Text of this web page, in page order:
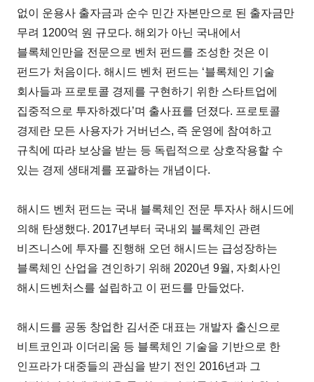
없이 운용사 출자금과 순수 민간 자본만으로 된 출자금만
무려 1200억 원 규모다. 해외가 아닌 국내에서
블록체인만을 전문으로 벤처 펀드를 조성한 것은 이
펀드가 처음이다. 해시드 벤처 펀드는 ‘블록체인 기술
회사들과 프로토콜 경제를 구현하기 위한 스타트업에
집중적으로 투자하겠다’며 출사표를 던졌다. 프로토콜
경제란 모든 사용자가 거버넌스, 즉 운영에 참여하고
규칙에 따라 보상을 받는 등 독립적으로 상호작용할 수
있는 경제 생태계를 포괄하는 개념이다.
해시드 벤처 펀드는 국내 블록체인 전문 투자사 해시드에
의해 탄생했다. 2017년부터 국내외 블록체인 관련
비즈니스에 투자를 진행해 오던 해시드는 급성장하는
블록체인 산업을 견인하기 위해 2020년 9월, 자회사인
해시드벤처스를 설립하고 이 펀드를 만들었다.
해시드를 공동 창업한 김서준 대표는 개발자 출신으로
비트코인과 이더리움 등 블록체인 기술을 기반으로 한
인프라가 대중들의 관심을 받기 전인 2016년과 그